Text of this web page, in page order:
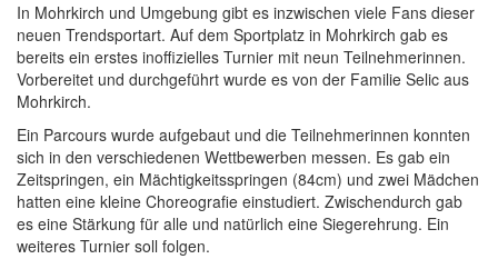
In Mohrkirch und Umgebung gibt es inzwischen viele Fans dieser
neuen Trendsportart. Auf dem Sportplatz in Mohrkirch gab es
bereits ein erstes inoffizielles Turnier mit neun Teilnehmerinnen.
Vorbereitet und durchgeführt wurde es von der Familie Selic aus
Mohrkirch.
Ein Parcours wurde aufgebaut und die Teilnehmerinnen konnten
sich in den verschiedenen Wettbewerben messen. Es gab ein
Zeitspringen, ein Mächtigkeitsspringen (84cm) und zwei Mädchen
hatten eine kleine Choreografie einstudiert. Zwischendurch gab
es eine Stärkung für alle und natürlich eine Siegerehrung. Ein
weiteres Turnier soll folgen.